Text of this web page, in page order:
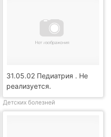
31.05.02 Педиатрия . Не
реализуется.
Детских болезней